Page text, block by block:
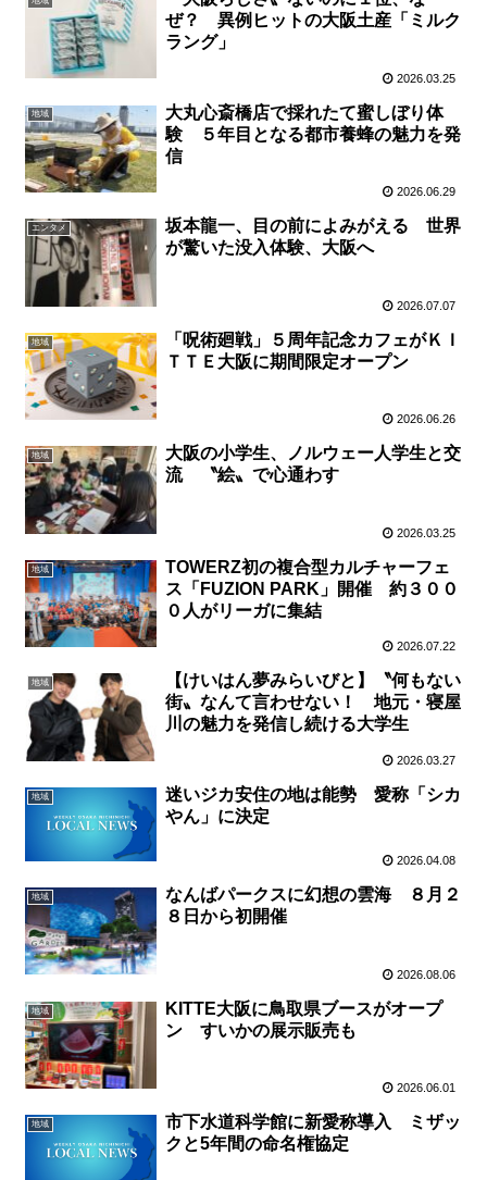
ぜ？ 異例ヒットの大阪土産「ミルク
ラング」
2026.03.25
地域
大丸心斎橋店で採れたて蜜しぼり体
験 ５年目となる都市養蜂の魅力を発
信
2026.06.29
エンタメ
坂本龍一、目の前によみがえる 世界
が驚いた没入体験、大阪へ
2026.07.07
地域
「呪術廻戦」５周年記念カフェがＫＩ
ＴＴＥ大阪に期間限定オープン
2026.06.26
地域
大阪の小学生、ノルウェー人学生と交
流 〝絵〟で心通わす
2026.03.25
地域
TOWERZ初の複合型カルチャーフェ
ス「FUZION PARK」開催 約３００
０人がリーガに集結
2026.07.22
地域
【けいはん夢みらいびと】〝何もない
街〟なんて言わせない！ 地元・寝屋
川の魅力を発信し続ける大学生
2026.03.27
地域
迷いジカ安住の地は能勢 愛称「シカ
やん」に決定
2026.04.08
地域
なんばパークスに幻想の雲海 ８月２
８日から初開催
2026.08.06
地域
KITTE大阪に鳥取県ブースがオープ
ン すいかの展示販売も
2026.06.01
地域
市下水道科学館に新愛称導入 ミザッ
クと5年間の命名権協定